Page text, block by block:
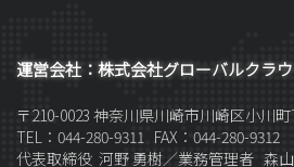
運営会社：株式会社グローバルクラ
〒210-0023 神奈川県川崎市川崎区小川
TEL：044-280-9311 FAX：044-280-9312
代表取締役 河野 勇樹／業務管理者 森